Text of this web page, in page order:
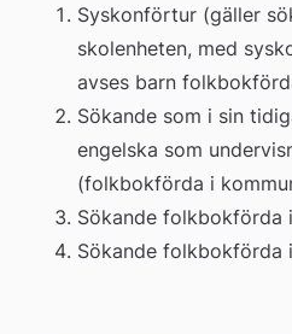
Syskonförtur (gäller
skolenheten, med
avses barn
Sökande som i sin
engelska som
(folkbokförda i
Sökande folkbokförda
Sökande folkbokförda